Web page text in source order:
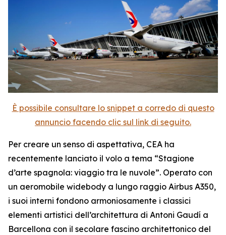
È possibile consultare lo snippet a corredo di questo
annuncio facendo clic sul link di seguito.
Per creare un senso di aspettativa, CEA ha
recentemente lanciato il volo a tema “Stagione
d’arte spagnola: viaggio tra le nuvole”. Operato con
un aeromobile widebody a lungo raggio Airbus A350,
i suoi interni fondono armoniosamente i classici
elementi artistici dell’architettura di Antoni Gaudí a
Barcellona con il secolare fascino architettonico del